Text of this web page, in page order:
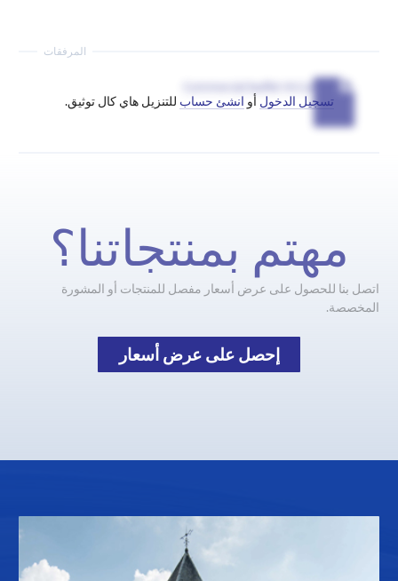
المرفقات
Commercial leaflet Hi-Cal
تسجيل الدخول أو انشئ حساب للتنزيل هاي كال توثيق.
مهتم بمنتجاتنا؟
اتصل بنا للحصول على عرض أسعار مفصل للمنتجات أو المشورة
المخصصة.
إحصل على عرض أسعار